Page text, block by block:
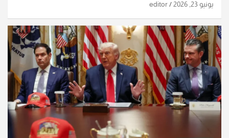
يونيو 23, 2026 editor